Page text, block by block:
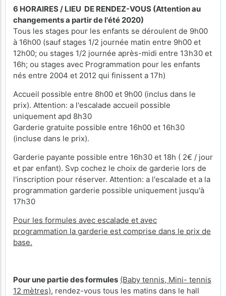
6 HORAIRES / LIEU DE RENDEZ-VOUS (Attention au
changements a partir de l'été 2020)
Tous les stages pour les enfants se déroulent de 9h00
à 16h00 (sauf stages 1/2 journée matin entre 9h00 et
12h00; ou stages 1/2 journée après-midi entre 13h30 et
16h; ou stages avec Programmation pour les enfants
nés entre 2004 et 2012 qui finissent a 17h)
Accueil possible entre 8h00 et 9h00 (inclus dans le
prix). Attention: a l'escalade accueil possible
uniquement apd 8h30
Garderie gratuite possible entre 16h00 et 16h30
(incluse dans le prix).
Garderie payante possible entre 16h30 et 18h ( 2€ / jour
et par enfant). Svp cochez le choix de garderie lors de
l'inscription pour réserver. Attention: a l'escalade et a la
programmation garderie possible uniquement jusqu'à
17h30
Pour les formules avec escalade et avec
programmation la garderie est comprise dans le prix de
base.
Pour une partie des formules (Baby tennis, Mini- tennis
12 mètres), rendez-vous tous les matins dans le hall